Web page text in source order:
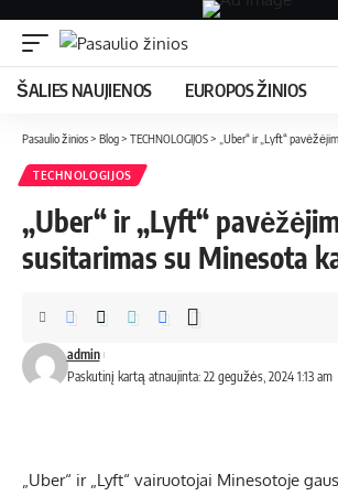
ŠALIES NAUJIENOS EUROPOS ŽINIOS
Pasaulio žinios> Blog> TECHNOLOGIJOS> „Uber“ ir „Lyft“ pavėžėjimo
TECHNOLOGIJOS
„Uber“ ir „Lyft“
susitarimas su Minesota
Paskutinį kartą atnaujinta: 22 gegužės, 2024 1:13 am
admin
„Uber“ ir „Lyft“ vairuotojai Minesotoje